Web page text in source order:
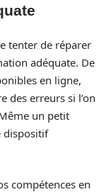
tenter de réparer
adéquate. De
en ligne,
des erreurs si l’on
un petit
dispositif
compétences en